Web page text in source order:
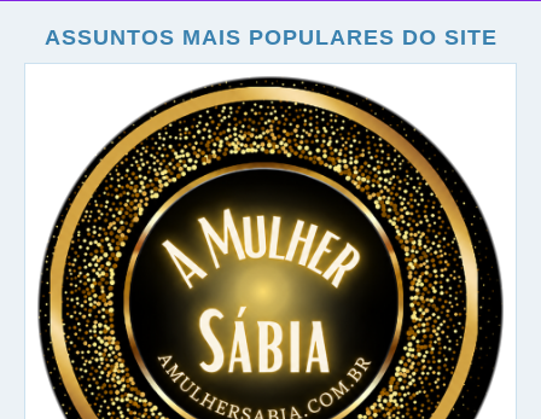
ASSUNTOS MAIS POPULARES DO SITE